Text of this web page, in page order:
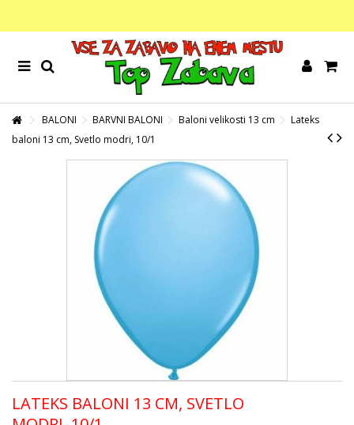
BALONI BARVNI BALONI Baloni velikosti 13 cm
Lateks
baloni 13 cm, Svetlo modri, 10/1
LATEKS BALONI 13 CM, SVETLO